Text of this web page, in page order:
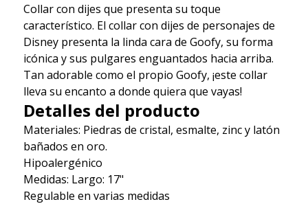
Collar con dijes que presenta su toque
característico. El collar con dijes de personajes de
Disney presenta la linda cara de Goofy, su forma
icónica y sus pulgares enguantados hacia arriba.
Tan adorable como el propio Goofy, ¡este collar
lleva su encanto a donde quiera que vayas!
Detalles del producto
Materiales: Piedras de cristal, esmalte, zinc y latón
bañados en oro.
Hipoalergénico
Medidas: Largo: 17"
Regulable en varias medidas